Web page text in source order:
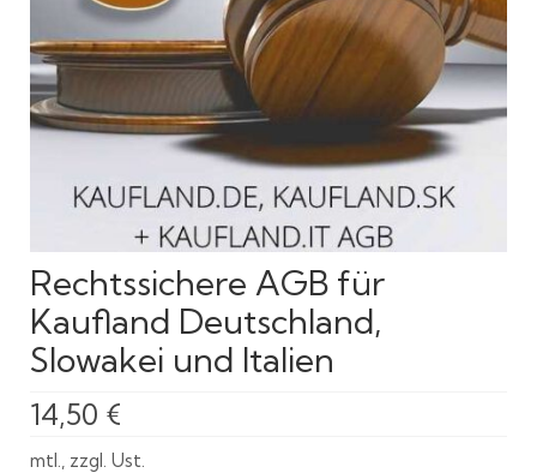
Rechtssichere AGB für
Kaufland Deutschland,
Slowakei und Italien
14,50 €
mtl., zzgl. Ust.